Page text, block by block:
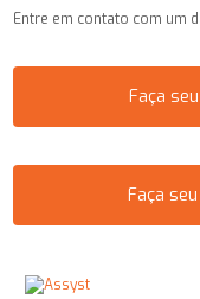
Entre em contato com um
Faça
Faça